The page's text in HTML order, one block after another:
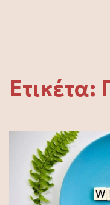
Ετικέτα: